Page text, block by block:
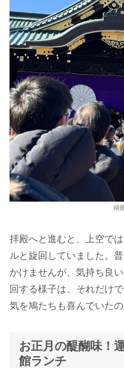
靖
拝殿へと進むと、上空で
ルと旋回していました。
かけませんが、気持ち良
回する様子は、それだけ
気を鳩たちも喜んでいた
お正月の醍醐味！
館ランチ